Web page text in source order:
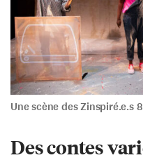
Une scène des Zinspiré.e.s 8
Des contes